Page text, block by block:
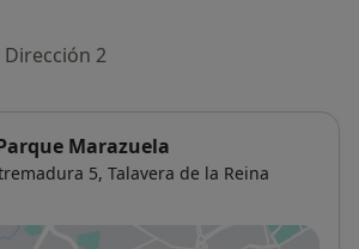
Dirección 2
Marazuela
5, Talavera de la Reina